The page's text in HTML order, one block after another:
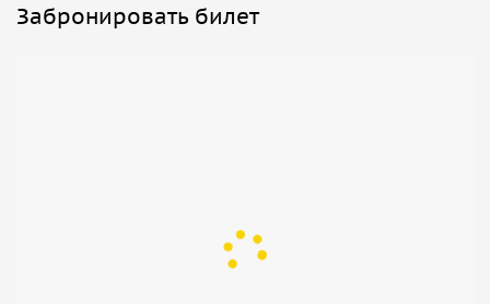
Забронировать билет